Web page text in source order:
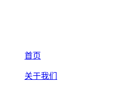
首页
关于我们